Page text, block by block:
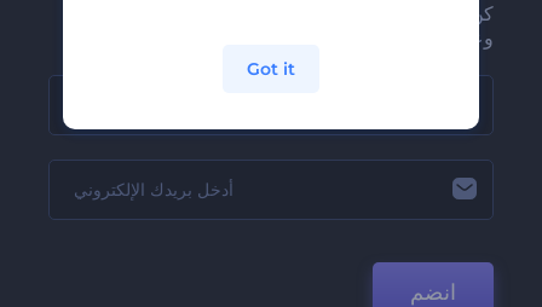
كن من بين أوائل من يستلمون أحدث أخبارنا
وعروضنا
انضم
Got it